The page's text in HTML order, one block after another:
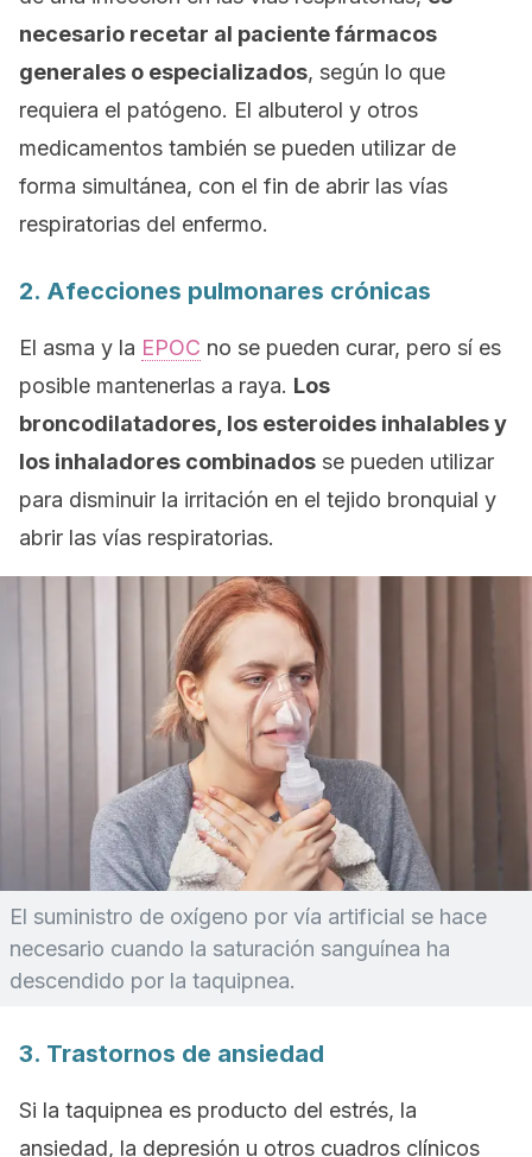
necesario recetar al paciente fármacos
generales o especializados, según lo que
requiera el patógeno. El albuterol y otros
medicamentos también se pueden utilizar de
forma simultánea, con el fin de abrir las vías
respiratorias del enfermo.
2. Afecciones pulmonares crónicas
El asma y la EPOC no se pueden curar, pero sí es
posible mantenerlas a raya. Los
broncodilatadores, los esteroides inhalables y
los inhaladores combinados se pueden utilizar
para disminuir la irritación en el tejido bronquial y
abrir las vías respiratorias.
El suministro de oxígeno por vía artificial se hace
necesario cuando la saturación sanguínea ha
descendido por la taquipnea.
3. Trastornos de ansiedad
Si la taquipnea es producto del estrés, la
ansiedad, la depresión u otros cuadros clínicos